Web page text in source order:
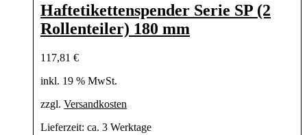
Haftetikettenspender Serie SP (2
Rollenteiler) 180 mm
117,81 €
inkl. 19 % MwSt.
zzgl. Versandkosten
Lieferzeit: ca. 3 Werktage